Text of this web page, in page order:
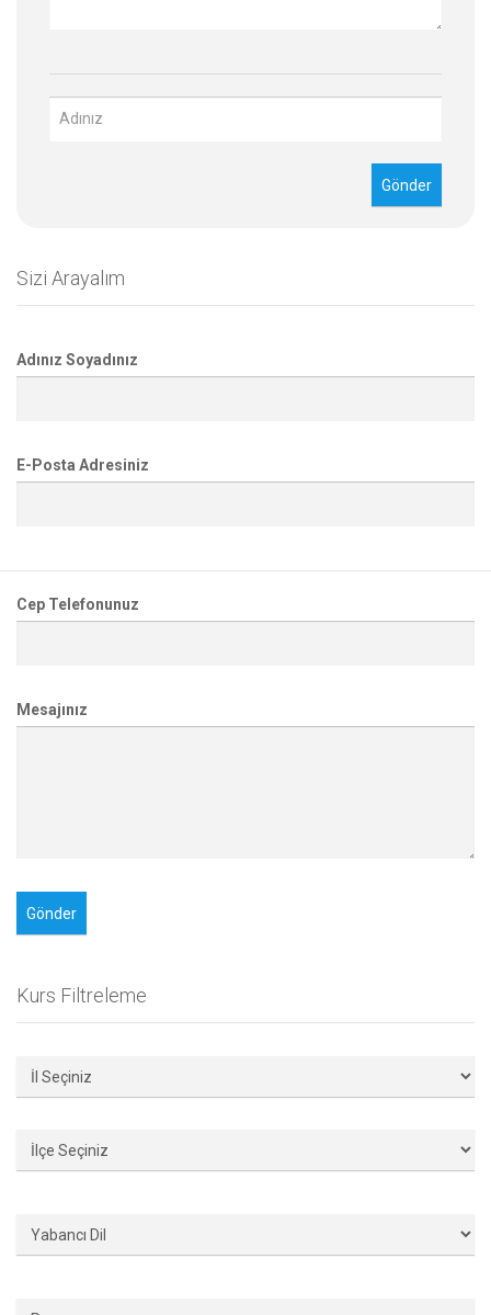
Sizi Arayalım
Adınız Soyadınız
E-Posta Adresiniz
Cep Telefonunuz
Mesajınız
Kurs Filtreleme